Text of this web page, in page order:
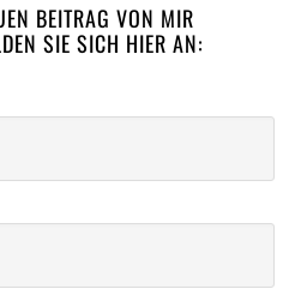
BEITRAG VON MIR
SIE SICH HIER AN: